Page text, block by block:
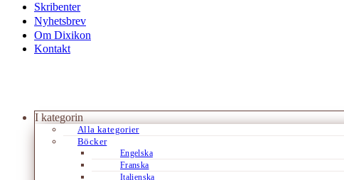
Skribenter
Nyhetsbrev
Om Dixikon
Kontakt
I kategorin
Alla kategorier
Böcker
Engelska
Franska
Italienska